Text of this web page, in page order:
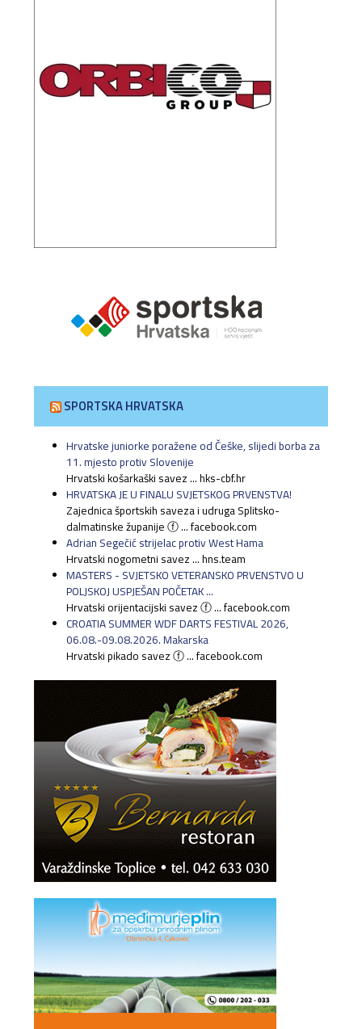
SPORTSKA HRVATSKA
Hrvatske juniorke poražene od Češke, slijedi borba za
11. mjesto protiv Slovenije
Hrvatski košarkaški savez ... hks-cbf.hr
HRVATSKA JE U FINALU SVJETSKOG PRVENSTVA!
Zajednica športskih saveza i udruga Splitsko-
dalmatinske županije ⓕ ... facebook.com
Adrian Segečić strijelac protiv West Hama
Hrvatski nogometni savez ... hns.team
MASTERS - SVJETSKO VETERANSKO PRVENSTVO U
POLJSKOJ USPJEŠAN POČETAK ...
Hrvatski orijentacijski savez ⓕ ... facebook.com
CROATIA SUMMER WDF DARTS FESTIVAL 2026,
06.08.-09.08.2026. Makarska
Hrvatski pikado savez ⓕ ... facebook.com